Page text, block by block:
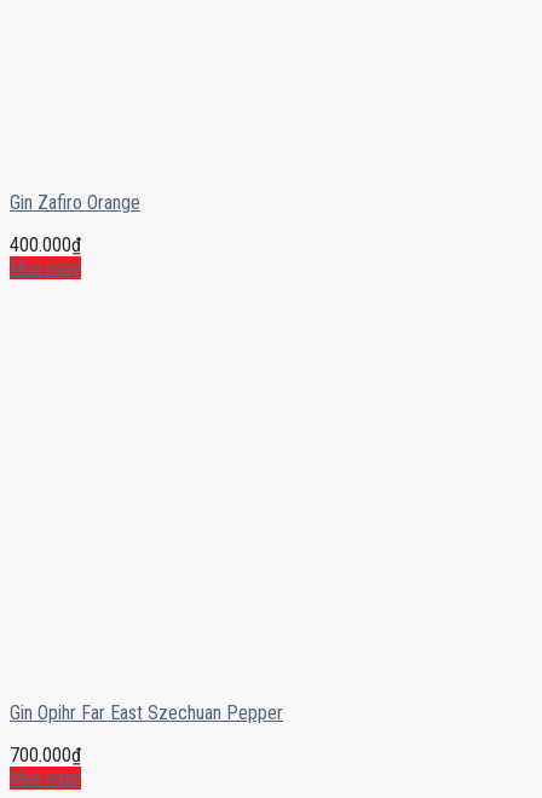
Gin Zafiro Orange
400.000₫
Mua ngay
Gin Opihr Far East Szechuan Pepper
700.000₫
Mua ngay